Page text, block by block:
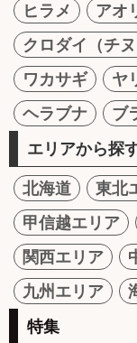
ヒラメ
アオ
クロダイ（チヌ
ワカサギ
ヤ
ヘラブナ
ブ
エリアから探
北海道 東北
甲信越エリア
関西エリア
九州エリア
特集